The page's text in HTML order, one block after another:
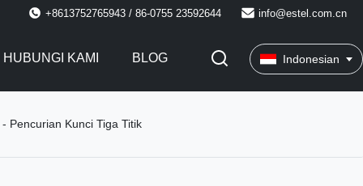
+8613752765943 / 86-0755 23592644 info@estel.com.cn
HUBUNGI KAMI BLOG Indonesian
Pencurian Kunci Tiga Titik